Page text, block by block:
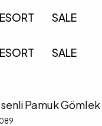
SALE
SALE
Pamuk